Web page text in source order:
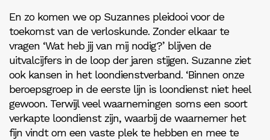
En zo komen we op Suzannes pleidooi voor de
toekomst van de verloskunde. Zonder elkaar te
vragen ‘Wat heb jij van mij nodig?’ blijven de
uitvalcijfers in de loop der jaren stijgen. Suzanne ziet
ook kansen in het loondienstverband. ‘Binnen onze
beroepsgroep in de eerste lijn is loondienst niet heel
gewoon. Terwijl veel waarnemingen soms een soort
verkapte loondienst zijn, waarbij de waarnemer het
fijn vindt om een vaste plek te hebben en mee te